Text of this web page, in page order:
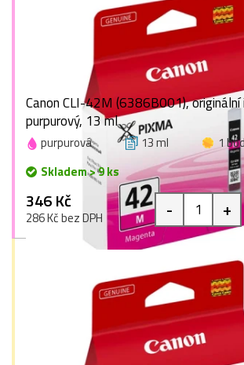
Canon CLI-42M (6386B001), originální
purpurový, 13 ml
purpurová 13 ml
1 bod
Skladem > 9 ks
346 Kč
286 Kč bez DPH - +